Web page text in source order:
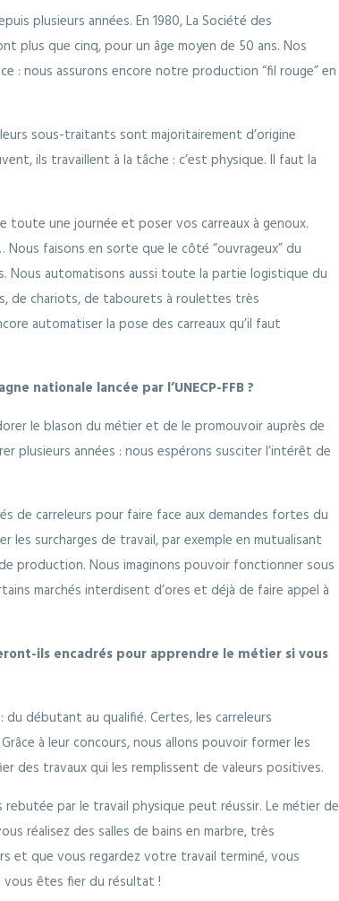
plusieurs années. En 1980, La Société des
plus que cinq, pour un âge moyen de 50 ans. Nos
: nous assurons encore notre production “fil rouge” en
sous-traitants sont majoritairement d’origine
ils travaillent à la tâche : c’est physique. Il faut la
toute une journée et poser vos carreaux à genoux.
faisons en sorte que le côté “ouvrageux” du
Nous automatisons aussi toute la partie logistique du
de chariots, de tabourets à roulettes très
automatiser la pose des carreaux qu’il faut
nationale lancée par l’UNECP-FFB ?
le blason du métier et de le promouvoir auprès de
plusieurs années : nous espérons susciter l’intérêt de
de carreleurs pour faire face aux demandes fortes du
surcharges de travail, par exemple en mutualisant
production. Nous imaginons pouvoir fonctionner sous
marchés interdisent d’ores et déjà de faire appel à
ils encadrés pour apprendre le métier si vous
débutant au qualifié. Certes, les carreleurs
à leur concours, nous allons pouvoir former les
des travaux qui les remplissent de valeurs positives.
par le travail physique peut réussir. Le métier de
réalisez des salles de bains en marbre, très
et que vous regardez votre travail terminé, vous
vous êtes fier du résultat !